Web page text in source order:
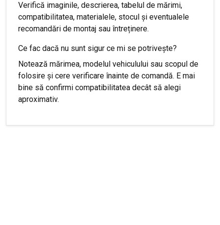
Verifică imaginile, descrierea, tabelul de mărimi,
compatibilitatea, materialele, stocul și eventualele
recomandări de montaj sau întreținere.
Ce fac dacă nu sunt sigur ce mi se potrivește?
Notează mărimea, modelul vehiculului sau scopul de
folosire și cere verificare înainte de comandă. E mai
bine să confirmi compatibilitatea decât să alegi
aproximativ.